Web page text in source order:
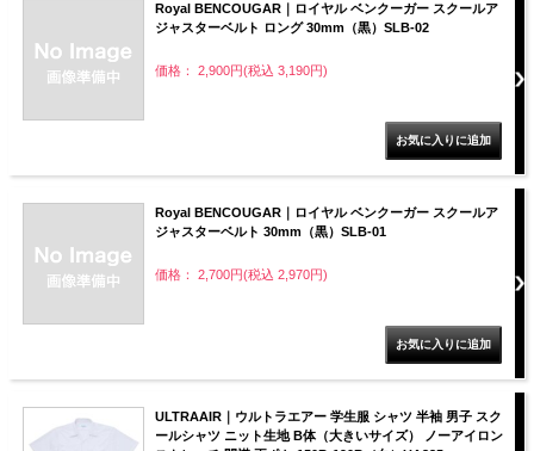
Royal BENCOUGAR｜ロイヤル ベンクーガー スクールア
ジャスターベルト ロング 30mm（黒）SLB-02
価格： 2,900円(税込 3,190円)
Royal BENCOUGAR｜ロイヤル ベンクーガー スクールア
ジャスターベルト 30mm（黒）SLB-01
価格： 2,700円(税込 2,970円)
ULTRAAIR｜ウルトラエアー 学生服 シャツ 半袖 男子 スク
ールシャツ ニット生地 B体（大きいサイズ） ノーアイロン